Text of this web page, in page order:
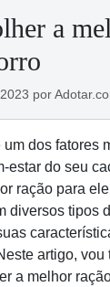
a
por
dos fatores
estar do seu
ração para
diversos tipos
artigo,
a melhor